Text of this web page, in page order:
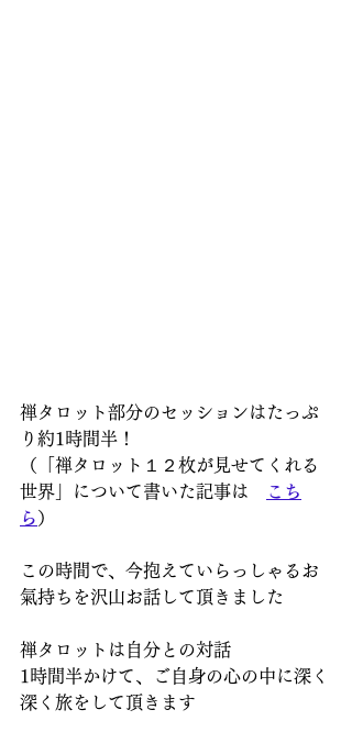
禅タロット部分のセッションはたっぷ
り約1時間半！
（「禅タロット１２枚が見せてくれる
世界」について書いた記事は
こち
ら ）
この時間で、今抱えていらっしゃるお
氣持ちを沢山お話して頂きました
禅タロットは自分との対話
1時間半かけて、ご自身の心の中に深く
深く旅をして頂きます